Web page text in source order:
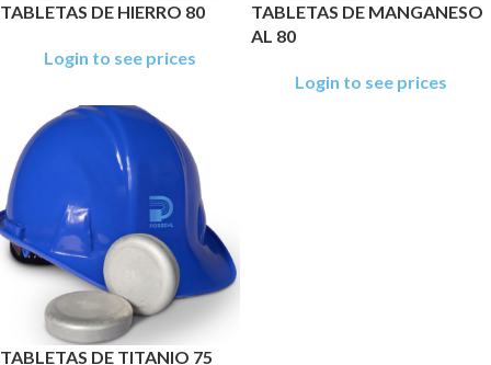
TABLETAS DE HIERRO 80
Login to see prices
TABLETAS DE MANGANESO
AL 80
Login to see prices
TABLETAS DE TITANIO 75